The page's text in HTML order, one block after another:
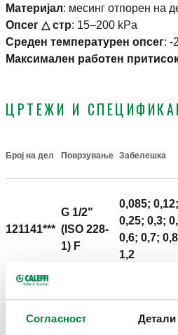
Согласност Детали
Материјал: месинг отпорен на
Oпсег △ стр: 15–200 kPa
Среден температурен опсег: -
Максимален работен
ЦРТЕЖИ И
Број на дел Поврзување Забелешка
121141***
G 1/2"
(ISO 228-
1) F
0,085;
0,25; 0,3;
0,6; 0,7;
1,2
2D цртежи